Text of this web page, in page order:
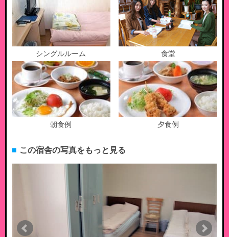
シングルルーム 食堂
朝食例 夕食例
この宿舎の写真をもっと見る